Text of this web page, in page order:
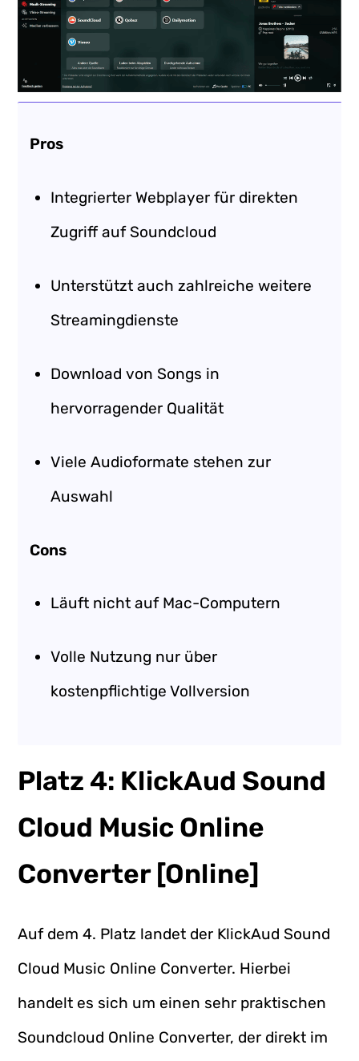
Pros
Integrierter Webplayer für direkten
Zugriff auf Soundcloud
Unterstützt auch zahlreiche weitere
Streamingdienste
Download von Songs in
hervorragender Qualität
Viele Audioformate stehen zur
Auswahl
Cons
Läuft nicht auf Mac-Computern
Volle Nutzung nur über
kostenpflichtige Vollversion
Platz 4: KlickAud Sound
Cloud Music Online
Converter [Online]
Auf dem 4. Platz landet der KlickAud Sound
Cloud Music Online Converter. Hierbei
handelt es sich um einen sehr praktischen
Soundcloud Online Converter, der direkt im